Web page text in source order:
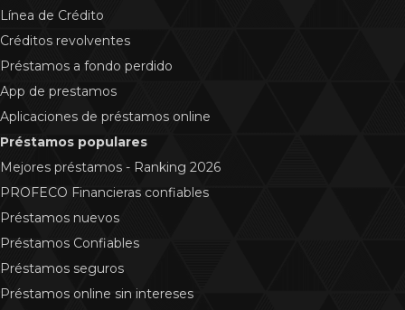
Línea de Crédito
Créditos revolventes
Préstamos a fondo perdido
App de prestamos
Aplicaciones de préstamos online
Préstamos populares
Mejores préstamos - Ranking 2026
PROFECO Financieras confiables
Préstamos nuevos
Préstamos Confiables
Préstamos seguros
Préstamos online sin intereses